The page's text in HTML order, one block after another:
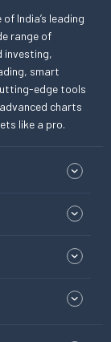
India’s leading
range of
investing,
smart
edge tools
charts
like a pro.